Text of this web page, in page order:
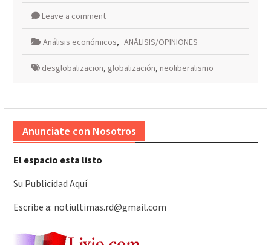
Leave a comment
Análisis económicos, ANÁLISIS/OPINIONES
desglobalizacion, globalización, neoliberalismo
Anunciate con Nosotros
El espacio esta listo
Su Publicidad Aquí
Escribe a: notiultimas.rd@gmail.com